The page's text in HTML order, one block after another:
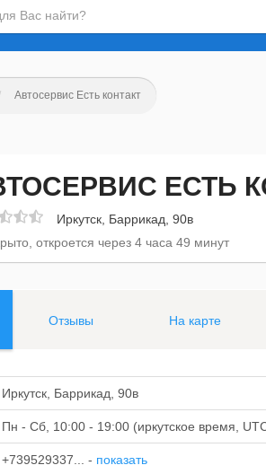
Автосервис Есть контакт
ЕСТЬ
Иркутск, Баррикад, 90в
откроется через 4 часа 49 минут
Отзывы На карте
Иркутск, Баррикад, 90в
Пн - Сб, 10:00 - 19:00 (иркутское время,
+739529337... - показать